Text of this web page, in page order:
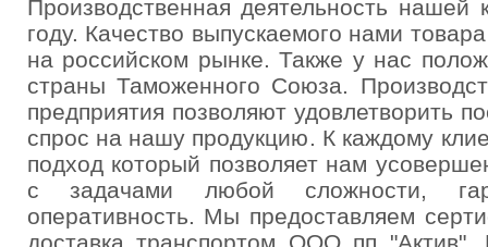
Производственная деятельность нашей
году. Качество выпускаемого нами
на российском рынке. Также у нас
страны Таможенного Союза.
предприятия позволяют удовлетворить
спрос на нашу продукцию. К каждому
подход который позволяет нам
с задачами любой сложности,
оперативность. Мы предоставляем